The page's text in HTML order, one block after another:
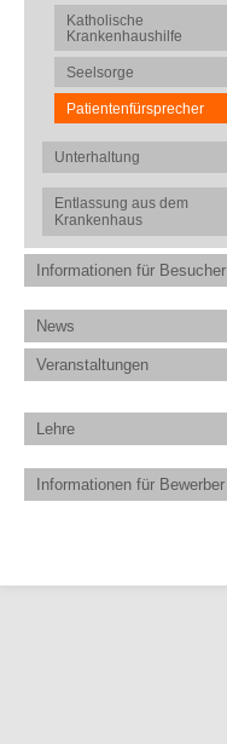
Katholische
Krankenhaushilfe
Seelsorge
Patientenfürsprecher
Unterhaltung
Entlassung aus dem
Krankenhaus
Informationen für Besucher
News
Veranstaltungen
Lehre
Informationen für Bewerber